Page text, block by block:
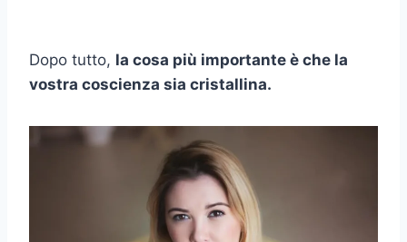
Dopo tutto, la cosa più importante è che la
vostra coscienza sia cristallina.